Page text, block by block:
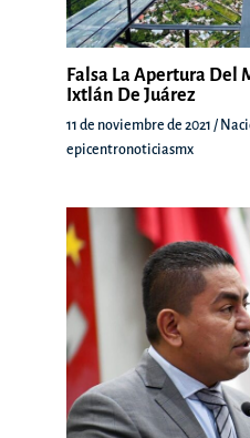
Falsa La Apertura Del
Ixtlán De Juárez
11 de noviembre de 2021 /
epicentronoticiasmx